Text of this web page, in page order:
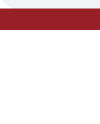
F: In unsere